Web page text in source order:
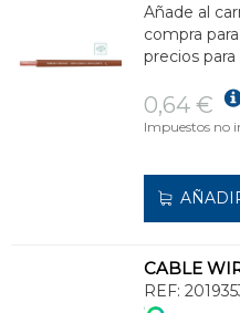
Añade al
compra
precios
0,64 €
Impuestos no
REF: